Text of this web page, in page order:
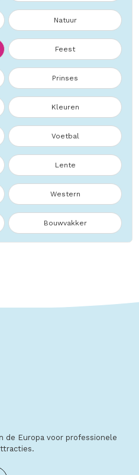
Natuur
Feest
Prinses
Kleuren
Voetbal
Lente
Western
Bouwvakker
de Europa voor professionele